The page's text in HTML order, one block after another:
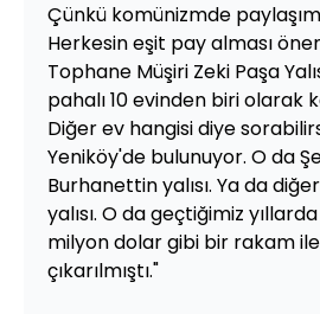
Çünkü komünizmde
Herkesin eşit pay alması
Tophane Müşiri Zeki Paşa
pahalı 10 evinden biri olarak
Diğer ev hangisi diye
Yeniköy'de bulunuyor. O da
Burhanettin yalısı. Ya da
yalısı. O da geçtiğimiz
milyon dolar gibi bir rakam
çıkarılmıştı."